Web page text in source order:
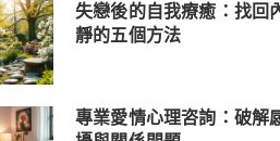
失戀後的自我療癒：找回
靜的五個方法
專業愛情心理咨詢：破解